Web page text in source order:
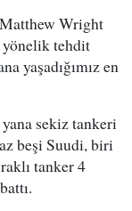
Wright
tehdit
yaşadığımız en
sekiz tankeri
beşi Suudi, biri
tanker 4